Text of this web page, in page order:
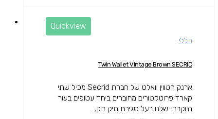
Quickview
כללי
Twin Wallet Vintage Brown SECRID
ארנק הטווין וואלט של חברת Secrid מכיל שתי
קארד פרוטקטורים מחוברים ביחד עטופים בעור
היוקרתי שלנו בעל סגירת תיק תק,...